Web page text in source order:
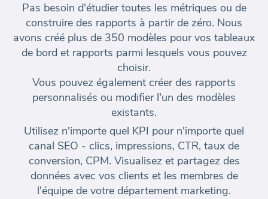
Pas besoin d'étudier toutes les métriques ou de
construire des rapports à partir de zéro. Nous
avons créé plus de 350 modèles pour vos tableaux
de bord et rapports parmi lesquels vous pouvez
choisir.
Vous pouvez également créer des rapports
personnalisés ou modifier l'un des modèles
existants.
Utilisez n'importe quel KPI pour n'importe quel
canal SEO - clics, impressions, CTR, taux de
conversion, CPM. Visualisez et partagez des
données avec vos clients et les membres de
l'équipe de votre département marketing.